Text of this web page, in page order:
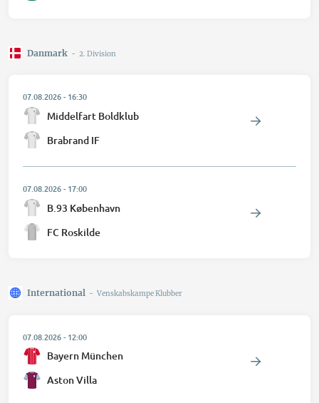
Danmark - 2. Division
07.08.2026-16:30
Middelfart Boldklub
Brabrand IF
07.08.2026-17:00
B.93 København
FC Roskilde
International - Venskabskampe Klubber
07.08.2026-12:00
Bayern München
Aston Villa